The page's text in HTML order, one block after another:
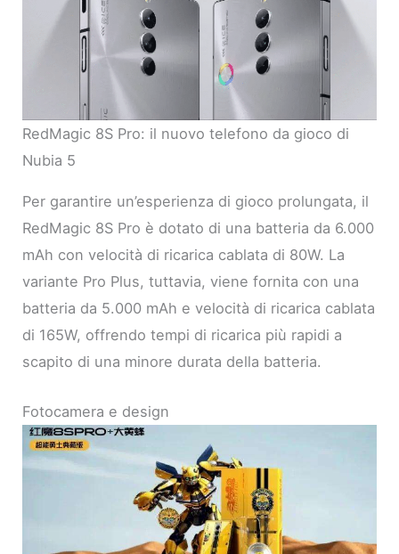
RedMagic 8S Pro: il nuovo telefono da gioco di
Nubia 5
Per garantire un’esperienza di gioco prolungata, il
RedMagic 8S Pro è dotato di una batteria da 6.000
mAh con velocità di ricarica cablata di 80W. La
variante Pro Plus, tuttavia, viene fornita con una
batteria da 5.000 mAh e velocità di ricarica cablata
di 165W, offrendo tempi di ricarica più rapidi a
scapito di una minore durata della batteria.
Fotocamera e design